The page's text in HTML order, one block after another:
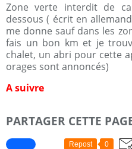
Zone verte interdit de
dessous ( écrit en
me donne sauf dans les
fais un bon km et je
chalet, un abri pour cette
orages sont annoncés)
A suivre
PARTAGER CETTE
Repost 0